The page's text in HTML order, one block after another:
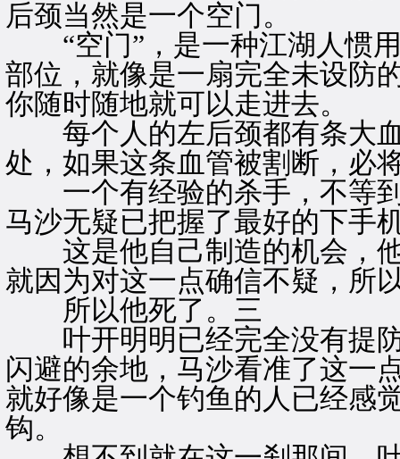
后颈当然是一个空门。
“空门”，是一种江湖人惯用
部位，就像是一扇完全未设防
你随时随地就可以走进去。
每个人的左后颈都有条大血
处，如果这条血管被割断，必
一个有经验的杀手，不等到
马沙无疑已把握了最好的下手
这是他自己制造的机会，他
就因为对这一点确信不疑，所
所以他死了。三
叶开明明已经完全没有提防
闪避的余地，马沙看准了这一
就好像是一个钓鱼的人已经感
钩。